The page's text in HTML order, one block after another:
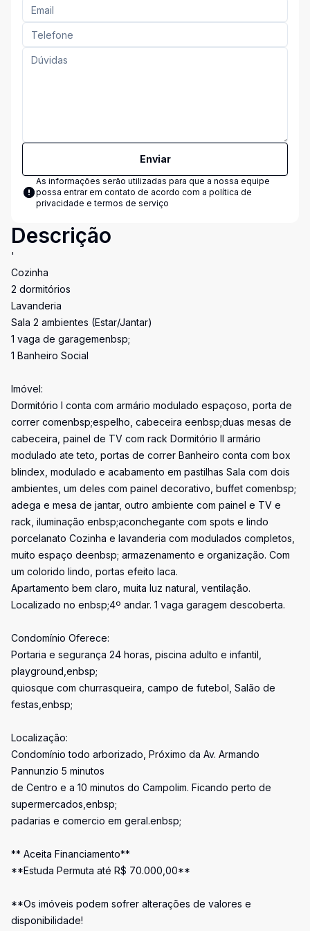
Enviar
As informações serão utilizadas para que a nossa equipe
possa entrar em contato de acordo com a política de
privacidade e termos de serviço
Descrição
'
Cozinha
2 dormitórios
Lavanderia
Sala 2 ambientes (Estar/Jantar)
1 vaga de garagemenbsp;
1 Banheiro Social
Imóvel:
Dormitório I conta com armário modulado espaçoso, porta de
correr comenbsp;espelho, cabeceira eenbsp;duas mesas de
cabeceira, painel de TV com rack Dormitório II armário
modulado ate teto, portas de correr Banheiro conta com box
blindex, modulado e acabamento em pastilhas Sala com dois
ambientes, um deles com painel decorativo, buffet comenbsp;
adega e mesa de jantar, outro ambiente com painel e TV e
rack, iluminação enbsp;aconchegante com spots e lindo
porcelanato Cozinha e lavanderia com modulados completos,
muito espaço deenbsp; armazenamento e organização. Com
um colorido lindo, portas efeito laca.
Apartamento bem claro, muita luz natural, ventilação.
Localizado no enbsp;4º andar. 1 vaga garagem descoberta.
Condomínio Oferece:
Portaria e segurança 24 horas, piscina adulto e infantil,
playground,enbsp;
quiosque com churrasqueira, campo de futebol, Salão de
festas,enbsp;
Localização:
Condomínio todo arborizado, Próximo da Av. Armando
Pannunzio 5 minutos
de Centro e a 10 minutos do Campolim. Ficando perto de
supermercados,enbsp;
padarias e comercio em geral.enbsp;
** Aceita Financiamento**
**Estuda Permuta até R$ 70.000,00**
**Os imóveis podem sofrer alterações de valores e
disponibilidade!